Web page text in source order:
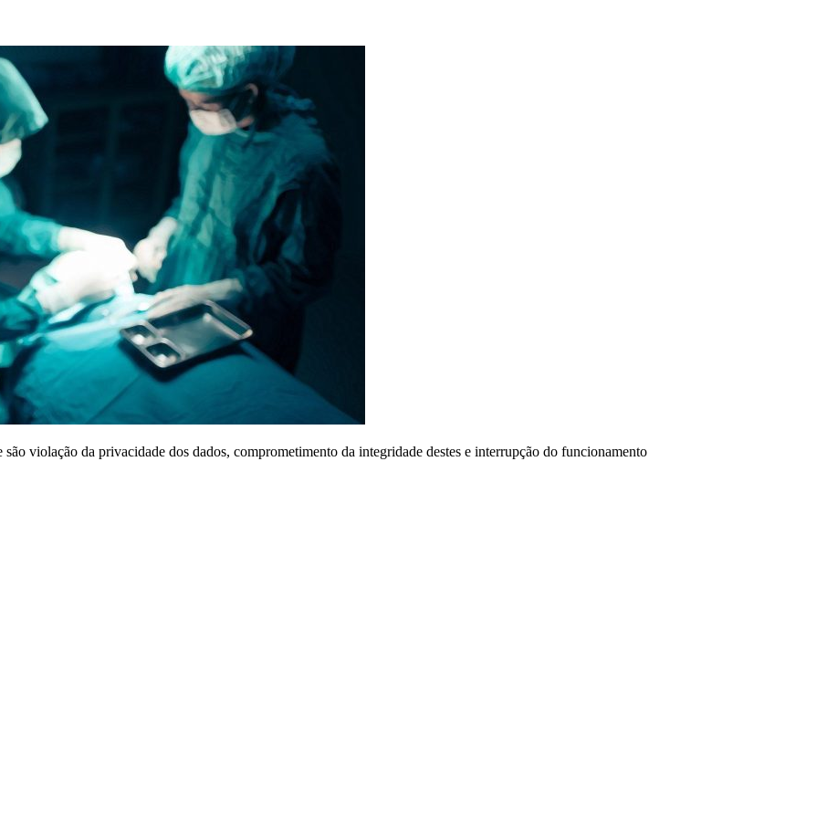
violação da privacidade dos dados, comprometimento da integridade destes e interrupção do funcionamento